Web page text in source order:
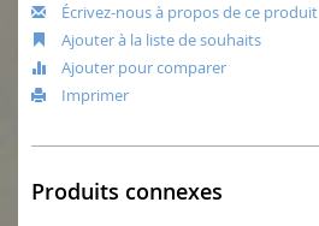
Écrivez-nous à propos de ce produit
Ajouter à la liste de souhaits
Ajouter pour comparer
Imprimer
Produits connexes